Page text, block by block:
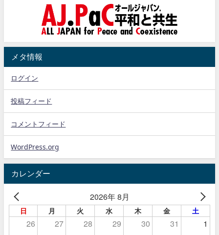
メタ情報
ログイン
投稿フィード
コメントフィード
WordPress.org
カレンダー
2026年 8月
日 月 火 水 木 金 土
26 27 28 29 30 31 1